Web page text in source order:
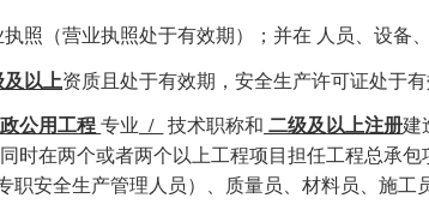
照（营业执照处于有效期）；并在 人员、设备
以上资质且处于有效期，安全生产许可证处于有
公用工程 专业 / 技术职称和 二级及以上注册建
时在两个或者两个以上工程项目担任工程总承
安全生产管理人员）、质量员、材料员、施工